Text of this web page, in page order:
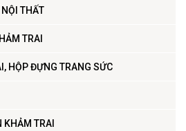
THẤT
TRAI
HỘP ĐỰNG TRANG SỨC
KHẢM TRAI